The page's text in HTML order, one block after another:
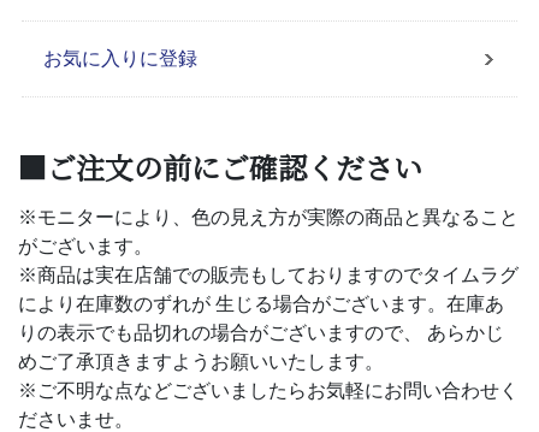
お気に入りに登録
■ご注文の前にご確認ください
※モニターにより、色の見え方が実際の商品と異なること
がございます。
※商品は実在店舗での販売もしておりますのでタイムラグ
により在庫数のずれが 生じる場合がございます。在庫あ
りの表示でも品切れの場合がございますので、 あらかじ
めご了承頂きますようお願いいたします。
※ご不明な点などございましたらお気軽にお問い合わせく
ださいませ。